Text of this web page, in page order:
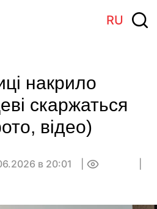
RU
накрило
скаржаться
відео)
в 20:01